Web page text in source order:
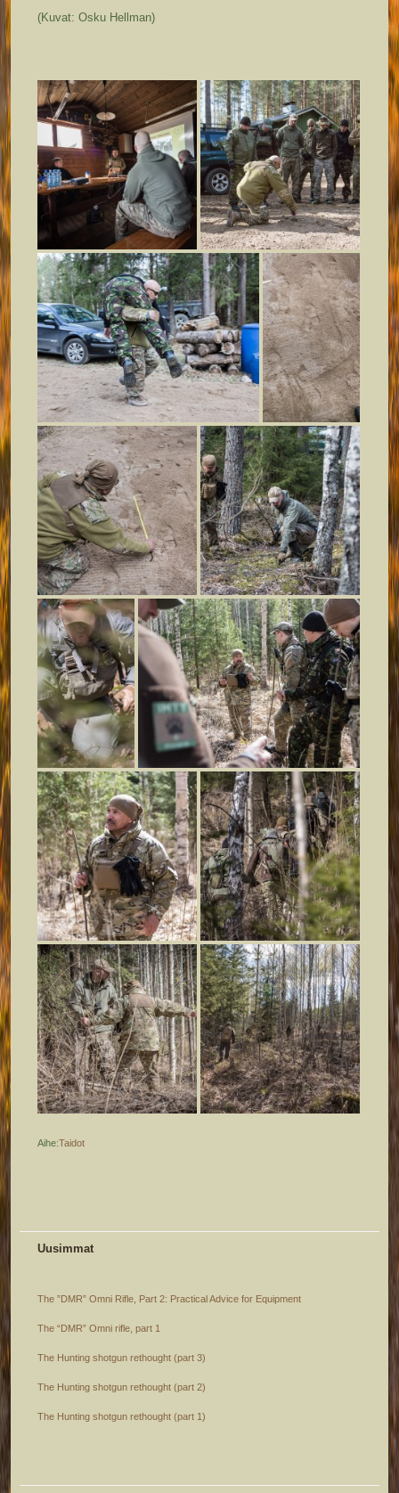
(Kuvat: Osku Hellman)
Aihe:Taidot
Uusimmat
The ”DMR” Omni Rifle, Part 2: Practical Advice for Equipment
The “DMR” Omni rifle, part 1
The Hunting shotgun rethought (part 3)
The Hunting shotgun rethought (part 2)
The Hunting shotgun rethought (part 1)